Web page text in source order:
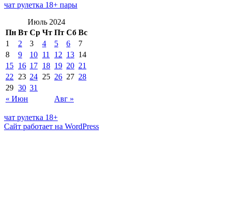
чат рулетка 18+ пары
Июль 2024
Пн Вт Ср Чт Пт Сб Вс
« Июн Авг »
1 2 3 4 5 6
7
8
9 10 11 12 13 14
15 16 17 18 19 20 21
22
23 24 25 26 27 28
29 30 31
чат рулетка 18+
Сайт работает на WordPress